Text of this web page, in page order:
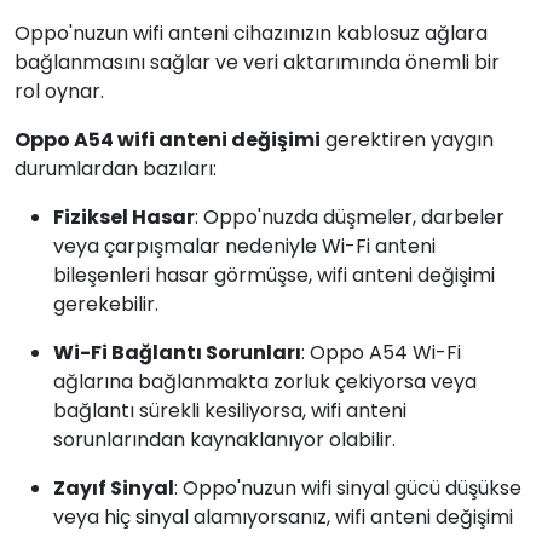
Oppo'nuzun wifi anteni cihazınızın kablosuz ağlara
bağlanmasını sağlar ve veri aktarımında önemli bir
rol oynar.
Oppo A54 wifi anteni değişimi gerektiren yaygın
durumlardan bazıları:
Fiziksel Hasar: Oppo'nuzda düşmeler, darbeler
veya çarpışmalar nedeniyle Wi-Fi anteni
bileşenleri hasar görmüşse, wifi anteni değişimi
gerekebilir.
Wi-Fi Bağlantı Sorunları: Oppo A54 Wi-Fi
ağlarına bağlanmakta zorluk çekiyorsa veya
bağlantı sürekli kesiliyorsa, wifi anteni
sorunlarından kaynaklanıyor olabilir.
Zayıf Sinyal: Oppo'nuzun wifi sinyal gücü düşükse
veya hiç sinyal alamıyorsanız, wifi anteni değişimi